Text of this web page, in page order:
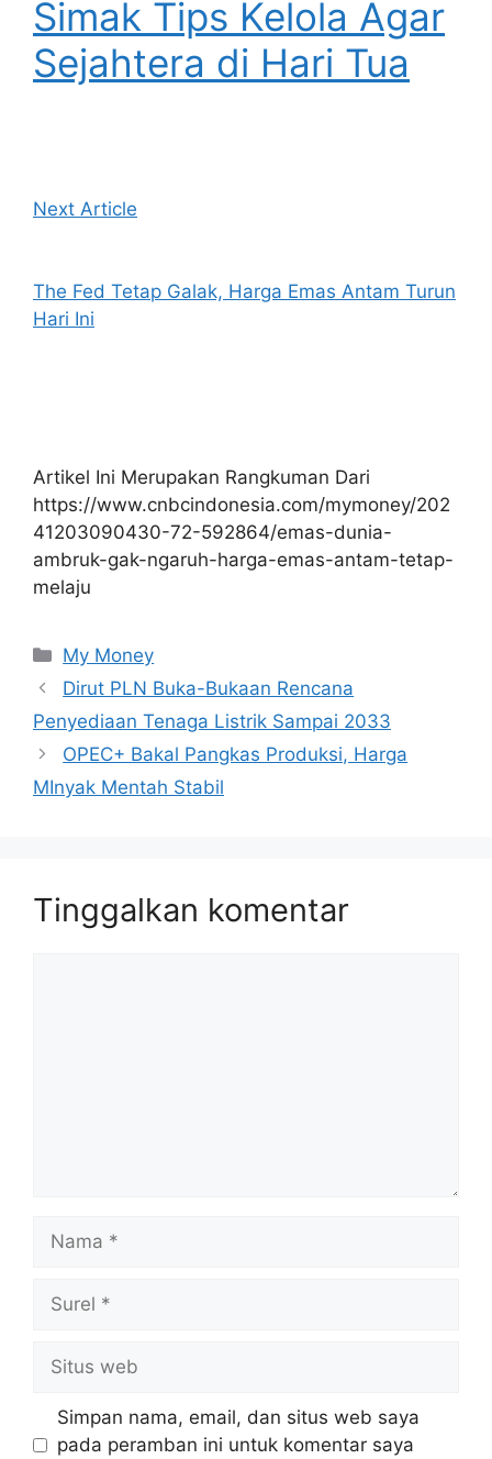
Simak Tips Kelola Agar
Sejahtera di Hari Tua
Next Article
The Fed Tetap Galak, Harga Emas Antam Turun
Hari Ini
Artikel Ini Merupakan Rangkuman Dari
https://www.cnbcindonesia.com/mymoney/202
41203090430-72-592864/emas-dunia-
ambruk-gak-ngaruh-harga-emas-antam-tetap-
melaju
Kategori
My Money
Dirut PLN Buka-Bukaan Rencana
Penyediaan Tenaga Listrik Sampai 2033
OPEC+ Bakal Pangkas Produksi, Harga
MInyak Mentah Stabil
Tinggalkan komentar
web
Simpan nama, email, dan situs web saya
pada peramban ini untuk komentar saya